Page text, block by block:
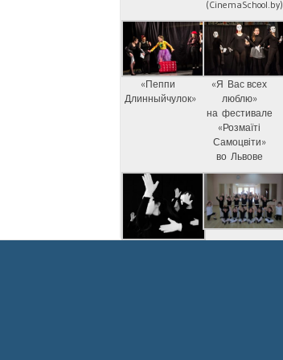
(CinemaSchool.by)
«Пеппи
Длинныйчулок»
«Я Вас всех
люблю»
на фестивале
«Розмаїті
Самоцвіти»
во Львове